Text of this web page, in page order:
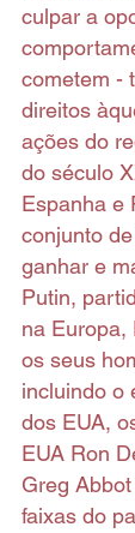
culpar a
cometem -
direitos
ações do
do século
Espanha e
conjunto
ganhar e
Putin,
na Europa,
os seus
incluindo o
dos EUA,
EUA Ron
Greg
faixas do